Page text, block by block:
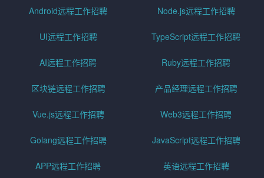
Android远程工作招聘 Node.js远程工作招聘
UI远程工作招聘 TypeScript远程工作招聘
AI远程工作招聘 Ruby远程工作招聘
区块链远程工作招聘 产品经理远程工作招聘
Vue.js远程工作招聘 Web3远程工作招聘
Golang远程工作招聘 JavaScript远程工作招聘
APP远程工作招聘 英语远程工作招聘